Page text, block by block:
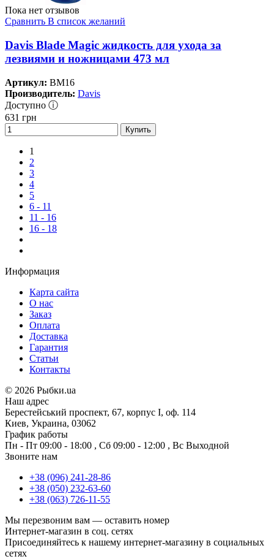
Пока нет отзывов
Сравнить В список желаний
Davis Blade Magic жидкость для ухода за
лезвиями и ножницами 473 мл
Артикул: BM16
Производитель: Davis
Доступно ⓘ
631 грн
Купить
1
2
3
4
5
6 - 11
11 - 16
16 - 18
Информация
Карта сайта
О нас
Заказ
Оплата
Доставка
Гарантия
Статьи
Контакты
© 2026 Рыбки.ua
Наш адрес
Берестейський проспект, 67, корпус I, оф. 114
Киев, Украина, 03062
График работы
Пн - Пт 09:00 - 18:00 , Сб 09:00 - 12:00 , Вс Выходной
Звоните нам
+38 (096) 241-28-86
+38 (050) 232-63-60
+38 (063) 726-11-55
Мы перезвоним вам — оставить номер
Интернет-магазин в соц. сетях
Присоединяйтесь к нашему интернет-магазину в социальных
сетях